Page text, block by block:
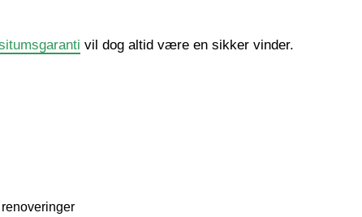
vil dog altid være en sikker vinder.